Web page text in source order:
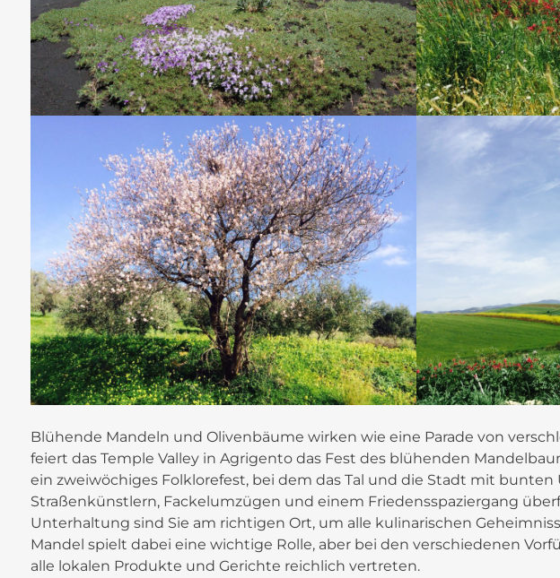
Blühende Mandeln und Olivenbäume wirken wie eine Parade von
feiert das Temple Valley in Agrigento das Fest des blühenden
ein zweiwöchiges Folklorefest, bei dem das Tal und die Stadt mit bunten
Straßenkünstlern, Fackelumzügen und einem Friedensspaziergang
Unterhaltung sind Sie am richtigen Ort, um alle kulinarischen
Mandel spielt dabei eine wichtige Rolle, aber bei den verschiedenen
alle lokalen Produkte und Gerichte reichlich vertreten.